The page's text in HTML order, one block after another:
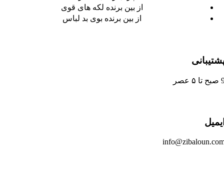
از بین برنده لکه های قوی
از بین برنده بوی بد لباس